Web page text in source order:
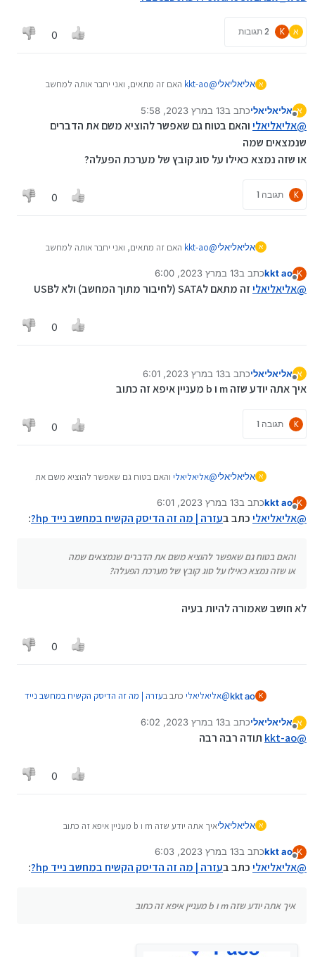
א K 2 תגובות 0
א אליאליאלי@
kkt-ao האם זה מתאים, ואני יחבר אותה למחשב
ssd-מ-m2-ngff-ssd-קונקטור-bm-ל-sata--
sANRrqEtJYAZfA_9eSOcXn9WpZkxw5e1T70bt-
א
מנותק
אליאליאליכתב ב13 במרץ 2023, 5:58
נערך לאחרונה על ידי
@אליאליאליוהאם בטוח גם שאפשר להוציא משם את הדברים
שנמצאים שמה
או שזה נמצא כאילו על סוג קובץ של מערכת הפעלה?
K תגובה 1 0
א אליאליאלי@
kkt-ao האם זה מתאים, ואני יחבר אותה למחשב
ssd-מ-m2-ngff-ssd-קונקטור-bm-ל-sata--
sANRrqEtJYAZfA_9eSOcXn9WpZkxw5e1T70bt-
K
מנותק
kkt aoכתב ב13 במרץ 2023, 6:00
נערך לאחרונה על ידי
@אליאליאליזה מתאם לSATA (לחיבור מתוך המחשב) ולא לUSB
0
א
מנותק
אליאליאליכתב ב13 במרץ 2023, 6:01
נערך לאחרונה על ידי
איך אתה יודע שזה m ו b מעניין איפא זה כתוב
K תגובה 1 0
א אליאליאלי@אליאליאלי והאם בטוח גם שאפשר להוציא משם את
או שזה נמצא כאילו על סוג קובץ של מערכת הפעלה?
K
מנותק
kkt aoכתב ב13 במרץ 2023, 6:01
נערך לאחרונה על ידי
@אליאליאליכתב בעזרה | מה זה הדיסק הקשיח במחשב נייד hp? :
והאם בטוח גם שאפשר להוציא משם את הדברים שנמצאים שמה
או שזה נמצא כאילו על סוג קובץ של מערכת הפעלה?
לא חושב שאמורה להיות בעיה
0
K
kkt ao
@אליאליאלי כתב בעזרה | מה זה הדיסק הקשיח במחשב נייד
והאם בטוח גם שאפשר להוציא משם את הדברים
א
מנותק
אליאליאליכתב ב13 במרץ 2023, 6:02
נערך לאחרונה על ידי
@
kkt-ao תודה רבה רבה
0
א אליאליאליאיך אתה יודע שזה m ו b מעניין איפא זה כתוב
K
מנותק
kkt aoכתב ב13 במרץ 2023, 6:03
נערך לאחרונה על ידי
@אליאליאליכתב בעזרה | מה זה הדיסק הקשיח במחשב נייד hp? :
איך אתה יודע שזה m ו b מעניין איפא זה כתוב